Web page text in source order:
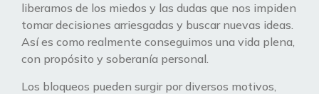
liberamos de los miedos y las dudas que nos impiden
tomar decisiones arriesgadas y buscar nuevas ideas.
Así es como realmente conseguimos una vida plena,
con propósito y soberanía personal.
Los bloqueos pueden surgir por diversos motivos,